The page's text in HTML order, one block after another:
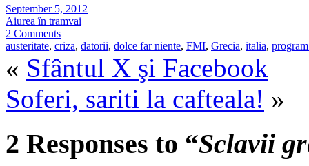
September 5, 2012
Aiurea în tramvai
2 Comments
austeritate, criza, datorii, dolce far niente, FMI, Grecia, italia,
« Sfântul X şi Facebook
Soferi, sariti la cafteala! »
2 Responses to “Sclavii